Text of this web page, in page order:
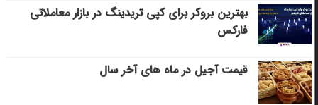
بهترین بروکر برای کپی‌ تریدینگ در بازار معاملاتی
فارکس
قیمت آجیل در ماه های آخر سال